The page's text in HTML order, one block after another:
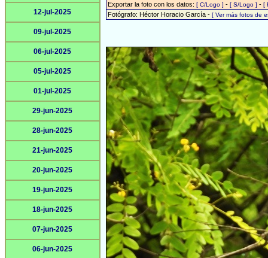
12-jul-2025
09-jul-2025
06-jul-2025
05-jul-2025
01-jul-2025
29-jun-2025
28-jun-2025
21-jun-2025
20-jun-2025
19-jun-2025
18-jun-2025
07-jun-2025
06-jun-2025
Exportar la foto con los datos: [ C/Logo ] - [ S/Logo ] - [
Fotógrafo: Héctor Horacio García - [ Ver más fotos de